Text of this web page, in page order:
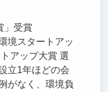
」受賞
境スタートアッ
アップ大賞 選
立1年ほどの会
がなく、環境負